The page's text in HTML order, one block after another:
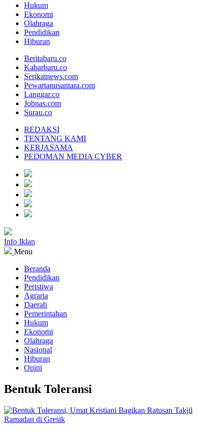
Hukum
Ekonomi
Olahraga
Pendidikan
Hiburan
Beritabaru.co
Kabarbaru.co
Serikatnews.com
Pewartanusantara.com
Langgar.co
Jobnas.com
Surau.co
REDAKSI
TENTANG KAMI
KERJASAMA
PEDOMAN MEDIA CYBER
Info Iklan
Menu
Beranda
Pendidikan
Peristiwa
Agraria
Daerah
Pemerintahan
Hukum
Ekonomi
Olahraga
Nasional
Hiburan
Opini
Bentuk Toleransi